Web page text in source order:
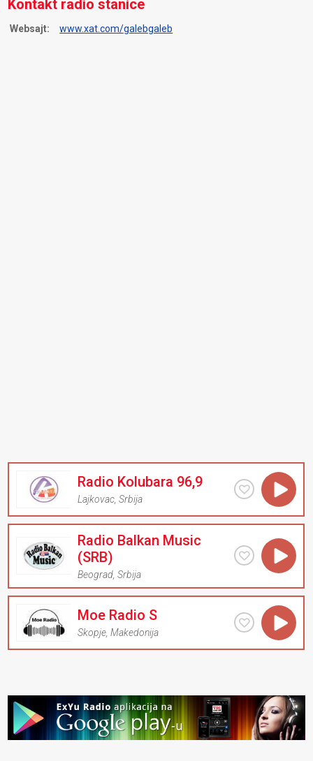
Kontakt radio stanice
Websajt: www.xat.com/galebgaleb
Radio Kolubara 96,9
Lajkovac ,Srbija
Radio Balkan Music
(SRB)
Beograd ,Srbija
Moe Radio S
Skopje ,Makedonija